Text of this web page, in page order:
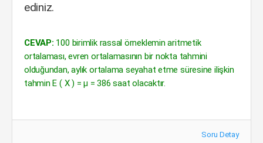
ediniz.
CEVAP: 100 birimlik rassal örneklemin aritmetik
ortalaması, evren ortalamasının bir nokta tahmini
olduğundan, aylık ortalama seyahat etme süresine ilişkin
tahmin E ( X ) = µ = 386 saat olacaktır.
Soru Detay